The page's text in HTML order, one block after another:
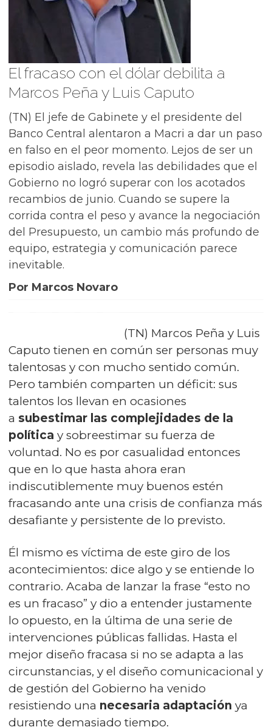
El fracaso con el dólar debilita a
Marcos Peña y Luis Caputo
(TN) El jefe de Gabinete y el presidente del
Banco Central alentaron a Macri a dar un paso
en falso en el peor momento. Lejos de ser un
episodio aislado, revela las debilidades que el
Gobierno no logró superar con los acotados
recambios de junio. Cuando se supere la
corrida contra el peso y avance la negociación
del Presupuesto, un cambio más profundo de
equipo, estrategia y comunicación parece
inevitable.
Por Marcos Novaro
(TN) Marcos Peña y Luis
Caputo tienen en común ser personas muy
talentosas y con mucho sentido común.
Pero también comparten un déficit: sus
talentos los llevan en ocasiones
a subestimar las complejidades de la
política y sobreestimar su fuerza de
voluntad. No es por casualidad entonces
que en lo que hasta ahora eran
indiscutiblemente muy buenos estén
fracasando ante una crisis de confianza más
desafiante y persistente de lo previsto.
Él mismo es víctima de este giro de los
acontecimientos: dice algo y se entiende lo
contrario. Acaba de lanzar la frase “esto no
es un fracaso” y dio a entender justamente
lo opuesto, en la última de una serie de
intervenciones públicas fallidas. Hasta el
mejor diseño fracasa si no se adapta a las
circunstancias, y el diseño comunicacional y
de gestión del Gobierno ha venido
resistiendo una necesaria adaptación ya
durante demasiado tiempo.